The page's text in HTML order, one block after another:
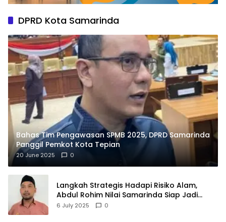
DPRD Kota Samarinda
Bahas Tim Pengawasan SPMB 2025, DPRD Samarinda
Panggil Pemkot Kota Tepian
20 June 2025 0
Langkah Strategis Hadapi Risiko Alam,
Abdul Rohim Nilai Samarinda Siap Jadi
Pusat Logistik Bencana Kalimantan
6 July 2025 0